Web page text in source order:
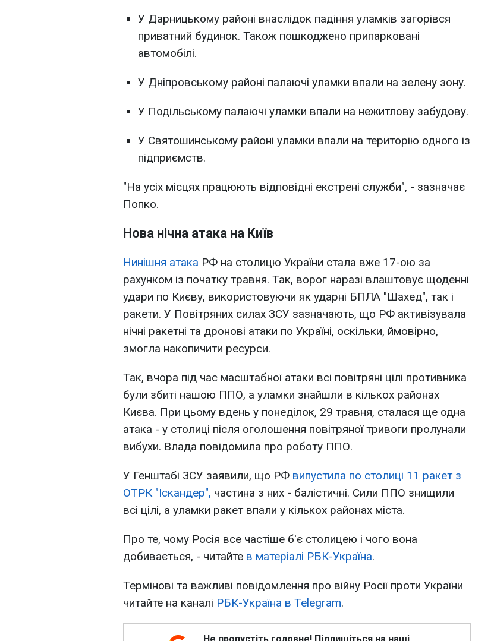
У Дарницькому районі внаслідок падіння уламків загорівся
приватний будинок. Також пошкоджено припарковані
автомобілі.
У Дніпровському районі палаючі уламки впали на зелену зону.
У Подільському палаючі уламки впали на нежитлову забудову.
У Святошинському районі уламки впали на територію одного із
підприємств.
"На усіх місцях працюють відповідні екстрені служби", - зазначає
Попко.
Нова нічна атака на Київ
Нинішня атака РФ на столицю України стала вже 17-ою за
рахунком із початку травня. Так, ворог наразі влаштовує щоденні
удари по Києву, використовуючи як ударні БПЛА "Шахед", так і
ракети. У Повітряних силах ЗСУ зазначають, що РФ активізувала
нічні ракетні та дронові атаки по Україні, оскільки, ймовірно,
змогла накопичити ресурси.
Так, вчора під час масштабної атаки всі повітряні цілі противника
були збиті нашою ППО, а уламки знайшли в кількох районах
Києва. При цьому вдень у понеділок, 29 травня, сталася ще одна
атака - у столиці після оголошення повітряної тривоги пролунали
вибухи. Влада повідомила про роботу ППО.
У Генштабі ЗСУ заявили, що РФ випустила по столиці 11 ракет з
ОТРК "Іскандер", частина з них - балістичні. Сили ППО знищили
всі цілі, а уламки ракет впали у кількох районах міста.
Про те, чому Росія все частіше б'є столицею і чого вона
добивається, - читайте в матеріалі РБК-Україна.
Термінові та важливі повідомлення про війну Росії проти України
читайте на каналі РБК-Україна в Telegram.